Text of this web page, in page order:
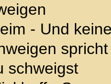
- Und
spricht
schweigst